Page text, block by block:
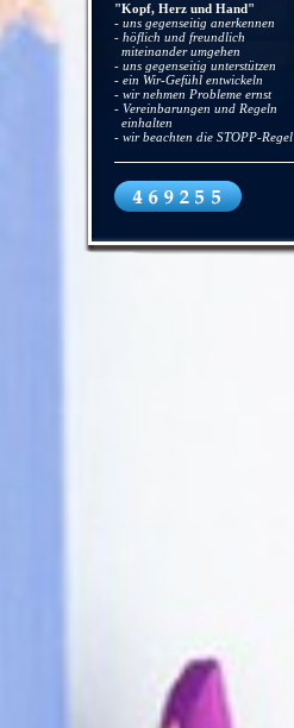
"Kopf, Herz und Hand"
- uns gegenseitig anerkennen
- höflich und freundlich
miteinander umgehen
- uns gegenseitig unterstützen
- ein Wir-Gefühl entwickeln
- wir nehmen Probleme ernst
- Vereinbarungen und Regeln
einhalten
- wir beachten die STOPP-Regel